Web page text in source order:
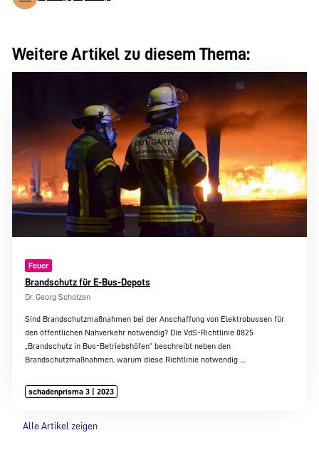
Weitere Artikel zu diesem Thema:
Feuer
Brandschutz für E-Bus-Depots
Dr. Georg Scholzen
Sind Brandschutzmaßnahmen bei der Anschaffung von Elektrobussen für
den öffentlichen Nahverkehr notwendig? Die VdS-Richtlinie 0825
„Brandschutz in Bus-Betriebshöfen“ beschreibt neben den
Brandschutzmaßnahmen, warum diese Richtlinie notwendig
schadenprisma 3 | 2023
Alle Artikel zeigen